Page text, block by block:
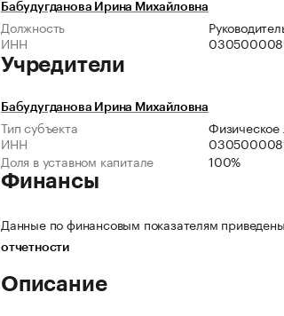
Бабудугданова Ирина Михайловна
Должность
ИНН
Учредители
Бабудугданова Ирина Михайловна
Тип субъекта
Физическое
ИНН
Доля в уставном капитале
100%
Финансы
Данные по финансовым показателям
отчетности
Описание